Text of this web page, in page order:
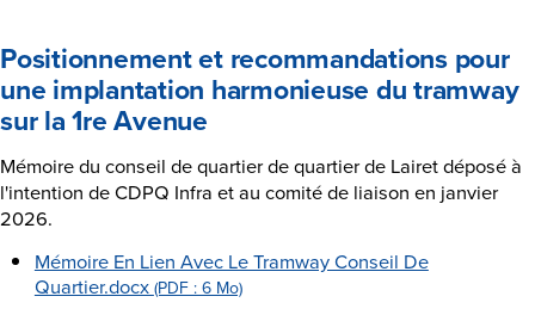
Positionnement et recommandations pour
une implantation harmonieuse du tramway
sur la 1re Avenue
Mémoire du conseil de quartier de quartier de Lairet déposé à
l'intention de CDPQ Infra et au comité de liaison en janvier
2026.
Mémoire En Lien Avec Le Tramway Conseil De
Quartier.docx (PDF : 6 Mo)